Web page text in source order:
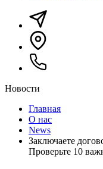
Новости
Главная
О нас
News
Заключаете
Проверьте 10